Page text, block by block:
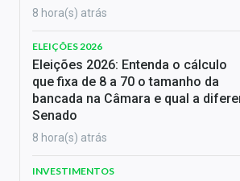
8 hora(s) atrás
ELEIÇÕES 2026
Eleições 2026: Entenda o cálculo
que fixa de 8 a 70 o tamanho da
bancada na Câmara e qual a
Senado
8 hora(s) atrás
INVESTIMENTOS